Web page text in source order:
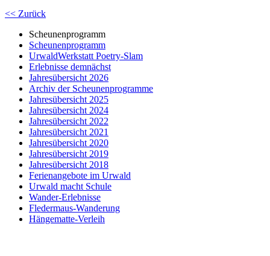
<< Zurück
Scheunenprogramm
Scheunenprogramm
UrwaldWerkstatt Poetry-Slam
Erlebnisse demnächst
Jahresübersicht 2026
Archiv der Scheunenprogramme
Jahresübersicht 2025
Jahresübersicht 2024
Jahresübersicht 2022
Jahresübersicht 2021
Jahresübersicht 2020
Jahresübersicht 2019
Jahresübersicht 2018
Ferienangebote im Urwald
Urwald macht Schule
Wander-Erlebnisse
Fledermaus-Wanderung
Hängematte-Verleih